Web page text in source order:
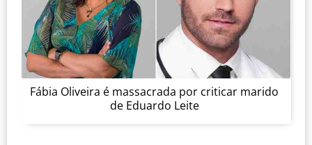
Fábia Oliveira é massacrada por criticar marido
de Eduardo Leite